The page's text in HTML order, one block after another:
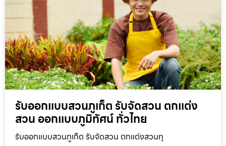
รับออกแบบสวนภูเก็ต รับจัดสวน ตกแต่ง
สวน ออกแบบภูมิทัศน์ ทั่วไทย
รับออกแบบสวนภูเก็ต รับจัดสวน ตกแต่งสวนทุ